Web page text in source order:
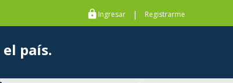
https Ingresar | Registrarme
todo el país.